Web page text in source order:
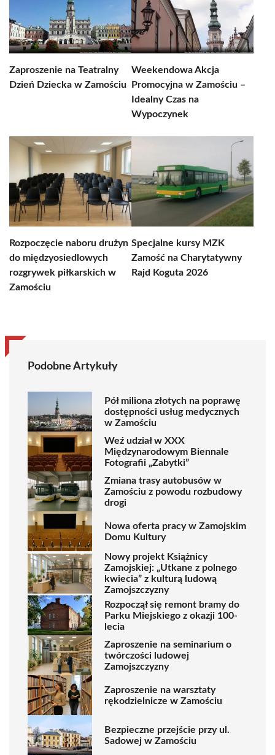
Zaproszenie na Teatralny
Dzień Dziecka w Zamościu
Weekendowa Akcja
Promocyjna w Zamościu –
Idealny Czas na
Wypoczynek
Rozpoczęcie naboru drużyn
do międzyosiedlowych
rozgrywek piłkarskich w
Zamościu
Specjalne kursy MZK
Zamość na Charytatywny
Rajd Koguta 2026
Podobne Artykuły
Pół miliona złotych na poprawę
dostępności usług medycznych
w Zamościu
Weź udział w XXX
Międzynarodowym Biennale
Fotografii „Zabytki”
Zmiana trasy autobusów w
Zamościu z powodu rozbudowy
drogi
Nowa oferta pracy w Zamojskim
Domu Kultury
Nowy projekt Książnicy
Zamojskiej: „Utkane z polnego
kwiecia” z kulturą ludową
Zamojszczyzny
Rozpoczął się remont bramy do
Parku Miejskiego z okazji 100-
lecia
Zaproszenie na seminarium o
twórczości ludowej
Zamojszczyzny
Zaproszenie na warsztaty
rękodzielnicze w Zamościu
Bezpieczne przejście przy ul.
Sadowej w Zamościu